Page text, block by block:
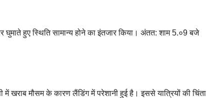
हुए स्थिति सामान्य होने का इंतजार किया। अंतत: शाम 5.०9 बजे
खराब मौसम के कारण लैंडिंग में परेशानी हुई है। इससे यात्रियों की चिंता